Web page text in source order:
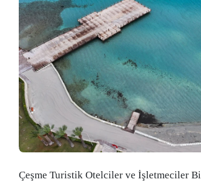
Çeşme Turistik Otelciler ve İşletmeciler